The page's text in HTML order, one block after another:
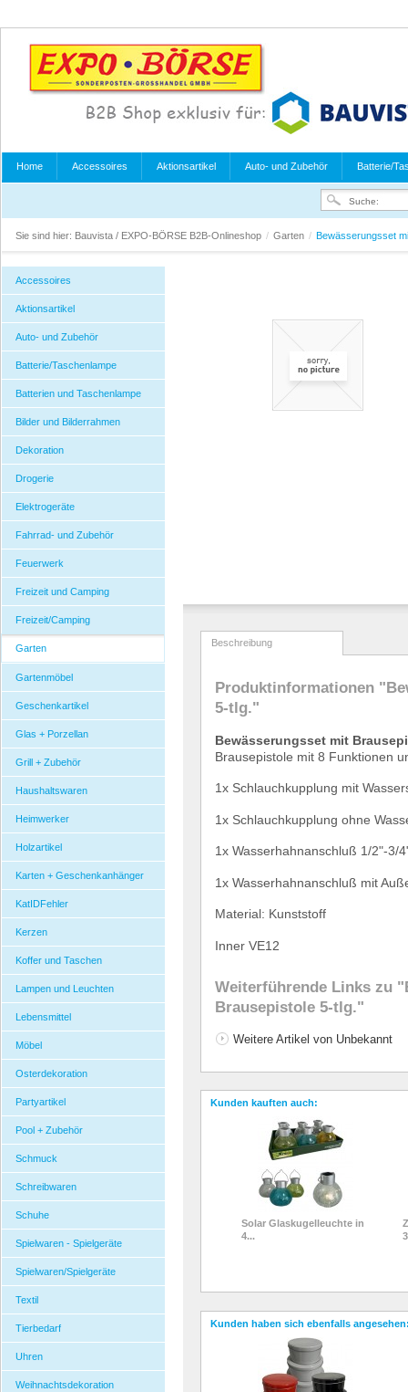
Home Accessoires Aktionsartikel Auto- und Zubehör Batterie/
Sie sind hier: Bauvista / EXPO-BÖRSE B2B-Onlineshop / Garten / Bewässerungsset
Accessoires
Aktionsartikel
Auto- und Zubehör
Batterie/Taschenlampe
Batterien und Taschenlampe
Bilder und Bilderrahmen
Dekoration
Drogerie
Elektrogeräte
Fahrrad- und Zubehör
Feuerwerk
Freizeit und Camping
Freizeit/Camping
Garten
Gartenmöbel
Geschenkartikel
Glas + Porzellan
Grill + Zubehör
Haushaltswaren
Heimwerker
Holzartikel
Karten + Geschenkanhänger
KatIDFehler
Kerzen
Koffer und Taschen
Lampen und Leuchten
Lebensmittel
Möbel
Osterdekoration
Partyartikel
Pool + Zubehör
Schmuck
Schreibwaren
Schuhe
Spielwaren - Spielgeräte
Spielwaren/Spielgeräte
Textil
Tierbedarf
Uhren
Weihnachtsdekoration
Beschreibung
Produktinformationen
5-tlg."
Bewässerungsset mit
Brausepistole mit 8 Funktionen
1x Schlauchkupplung mit
1x Schlauchkupplung ohne
1x Wasserhahnanschluß 1/2"-3/
1x Wasserhahnanschluß mit Auß
Material: Kunststoff
Inner VE12
Weiterführende Links zu
Brausepistole 5-tlg."
Weitere Artikel von Unbekannt
Kunden kauften auch:
Solar Glaskugelleuchte in
4...
Kunden haben sich ebenfalls